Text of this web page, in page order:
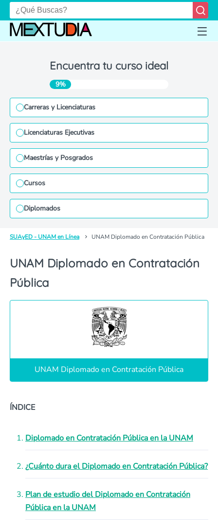
Encuentra tu curso ideal
9%
Carreras y Licenciaturas
Licenciaturas Ejecutivas
Maestrías y Posgrados
Cursos
Diplomados
SUAyED - UNAM en Línea UNAM Diplomado en Contratación Pública
UNAM Diplomado en Contratación
Pública
UNAM Diplomado en Contratación Pública
ÍNDICE
Diplomado en Contratación Pública en la UNAM
¿Cuánto dura el Diplomado en Contratación Pública?
Plan de estudio del Diplomado en Contratación
Pública en la UNAM